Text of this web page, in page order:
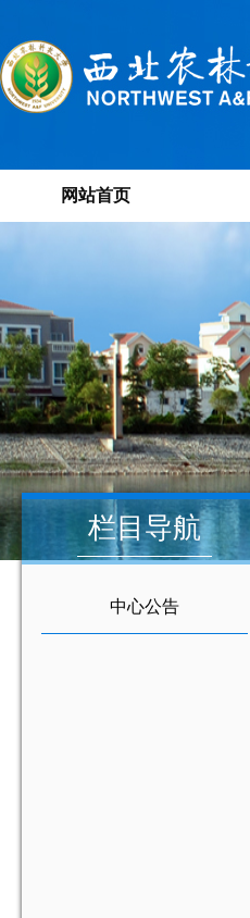
网站首页
栏目导航
中心公告